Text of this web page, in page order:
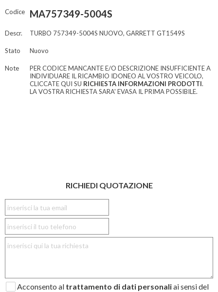
Codice MA757349-5004S
Descr. TURBO 757349-5004S NUOVO, GARRETT GT1549S
Stato Nuovo
Note
PER CODICE MANCANTE E/O DESCRIZIONE INSUFFICIENTE A
INDIVIDUARE IL RICAMBIO IDONEO AL VOSTRO VEICOLO,
CLICCATE QUI SU RICHIESTA INFORMAZIONI PRODOTTI.
LA VOSTRA RICHIESTA SARA' EVASA IL PRIMA POSSIBILE.
RICHIEDI QUOTAZIONE
Acconsento al trattamento di dati personaliai sensi del